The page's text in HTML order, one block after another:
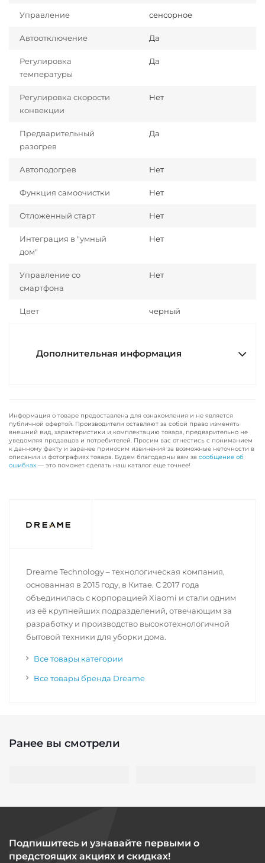
Управление сенсорное
Автоотключение Да
Регулировка
температуры
Да
Регулировка скорости
конвекции
Нет
Предварительный
разогрев
Да
Автоподогрев Нет
Функция самоочистки Нет
Отложенный старт Нет
Интеграция в "умный
дом"
Нет
Управление со
смартфона
Нет
Цвет черный
Дополнительная информация
Информация о товаре предоставлена для ознакомления и не является
публичной офертой. Производители оставляют за собой право изменять
внешний вид, характеристики и комплектацию товара, предварительно не
уведомляя продавцов и потребителей. Просим вас отнестись с пониманием
к данному факту и заранее приносим извинения за возможные неточности в
описании и фотографиях товара. Будем благодарны вам за сообщение об
ошибках — это поможет сделать наш каталог еще точнее!
Dreame Technology – технологическая компания,
основанная в 2015 году, в Китае. С 2017 года
объединилась с корпорацией Xiaomi и стали одним
из её крупнейших подразделений, отвечающим за
разработку и производство высокотехнологичной
бытовой техники для уборки дома.
Все товары категории
Все товары бренда Dreame
Ранее вы смотрели
Подпишитесь и узнавайте первыми о
предстоящих акциях и скидках!